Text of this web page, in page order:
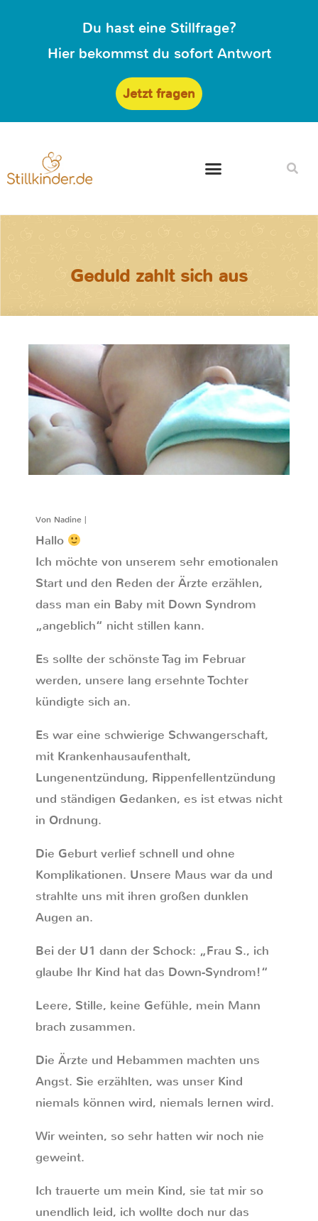
Du hast eine Stillfrage?
Hier bekommst du sofort Antwort
Jetzt fragen
Geduld zahlt sich aus
Von Nadine |
Hallo
Ich möchte von unserem sehr emotionalen
Start und den Reden der Ärzte erzählen,
dass man ein Baby mit Down Syndrom
„angeblich“ nicht stillen kann.
Es sollte der schönste Tag im Februar
werden, unsere lang ersehnte Tochter
kündigte sich an.
Es war eine schwierige Schwangerschaft,
mit Krankenhausaufenthalt,
Lungenentzündung, Rippenfellentzündung
und ständigen Gedanken, es ist etwas nicht
in Ordnung.
Die Geburt verlief schnell und ohne
Komplikationen. Unsere Maus war da und
strahlte uns mit ihren großen dunklen
Augen an.
Bei der U1 dann der Schock: „Frau S., ich
glaube Ihr Kind hat das Down-Syndrom!“
Leere, Stille, keine Gefühle, mein Mann
brach zusammen.
Die Ärzte und Hebammen machten uns
Angst. Sie erzählten, was unser Kind
niemals können wird, niemals lernen wird.
Wir weinten, so sehr hatten wir noch nie
geweint.
Ich trauerte um mein Kind, sie tat mir so
unendlich leid, ich wollte doch nur das